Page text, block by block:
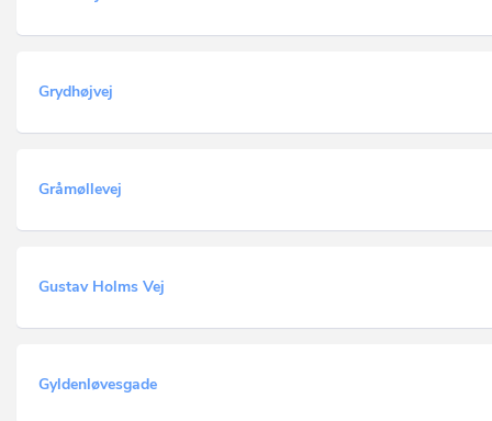
Grydhøjvej
Gråmøllevej
Gustav Holms Vej
Gyldenløvesgade